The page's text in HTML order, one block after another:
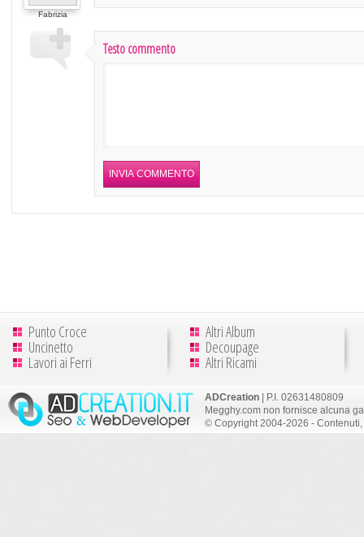
Fabrizia
Testo commento
Punto Croce
Uncinetto
Lavori ai Ferri
Altri Album
Decoupage
Altri Ricami
ADCreation | P.I. 02631480809
Megghy.com non fornisce alcuna
© Copyright 2004-2026 -